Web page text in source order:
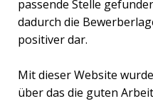
passende Stelle
dadurch die
positiver dar.
Mit dieser Website
über das die guten